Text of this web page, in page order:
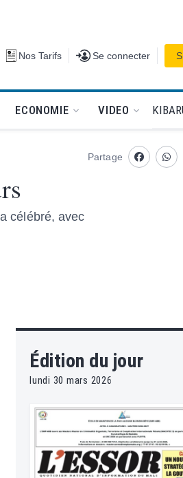
Nos Tarifs Se connecter
Se connecter
ECONOMIE VIDEO
célébré, avec
Partage
Facebook
Édition du jour
lundi 30 mars 2026